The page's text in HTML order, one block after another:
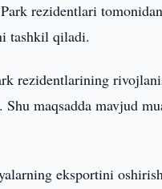
rezidentlari
tashkil qiladi.
rezidentlarining
maqsadda mavjud
eksportini